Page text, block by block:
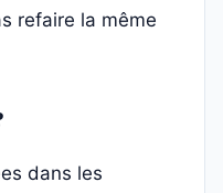
refaire la même
dans les